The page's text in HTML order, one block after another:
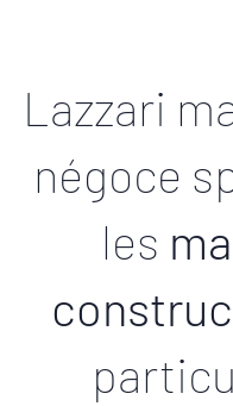
Lazzari
négoce
les